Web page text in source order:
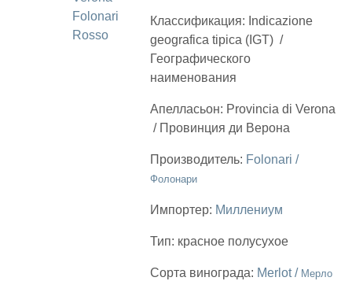
Классификация: Indicazione
geografica tipica (IGT) /
Географического
наименования
Апелласьон: Provincia di Verona
/ Провинция ди Верона
Производитель: Folonari /
Фолонари
Импортер: Миллениум
Тип: красное полусухое
Сорта винограда: Merlot / Мерло